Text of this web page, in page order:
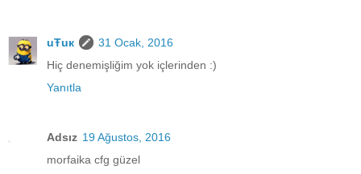
uŦuк
31 Ocak, 2016
Hiç denemişliğim yok içlerinden :)
Yanıtla
Adsız 19 Ağustos, 2016
morfaika cfg güzel